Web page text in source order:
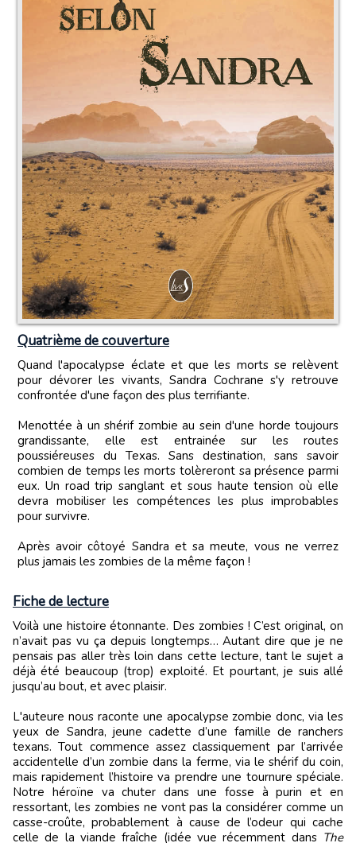
Quatrième de couverture
Quand l'apocalypse éclate et que les morts se relèvent
pour dévorer les vivants, Sandra Cochrane s'y retrouve
confrontée d'une façon des plus terrifiante.
Menottée à un shérif zombie au sein d'une horde toujours
grandissante, elle est entrainée sur les routes
poussiéreuses du Texas. Sans destination, sans savoir
combien de temps les morts tolèreront sa présence parmi
eux. Un road trip sanglant et sous haute tension où elle
devra mobiliser les compétences les plus improbables
pour survivre.
Après avoir côtoyé Sandra et sa meute, vous ne verrez
plus jamais les zombies de la même façon !
Fiche de lecture
Voilà une histoire étonnante. Des zombies ! C’est original, on
n’avait pas vu ça depuis longtemps… Autant dire que je ne
pensais pas aller très loin dans cette lecture, tant le sujet a
déjà été beaucoup (trop) exploité. Et pourtant, je suis allé
jusqu’au bout, et avec plaisir.
L'auteure nous raconte une apocalypse zombie donc, via les
yeux de Sandra, jeune cadette d’une famille de ranchers
texans. Tout commence assez classiquement par l’arrivée
accidentelle d’un zombie dans la ferme, via le shérif du coin,
mais rapidement l’histoire va prendre une tournure spéciale.
Notre héroïne va chuter dans une fosse à purin et en
ressortant, les zombies ne vont pas la considérer comme un
casse-croûte, probablement à cause de l’odeur qui cache
celle de la viande fraîche (idée vue récemment dans The